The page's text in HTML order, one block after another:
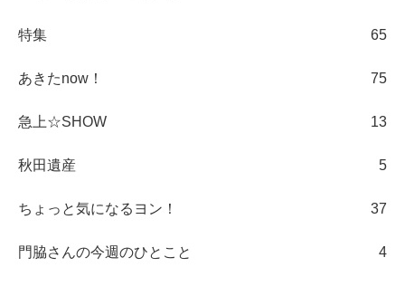
特集 65
あきたnow！ 75
急上☆SHOW 13
秋田遺産 5
ちょっと気になるヨン！ 37
門脇さんの今週のひとこと 4